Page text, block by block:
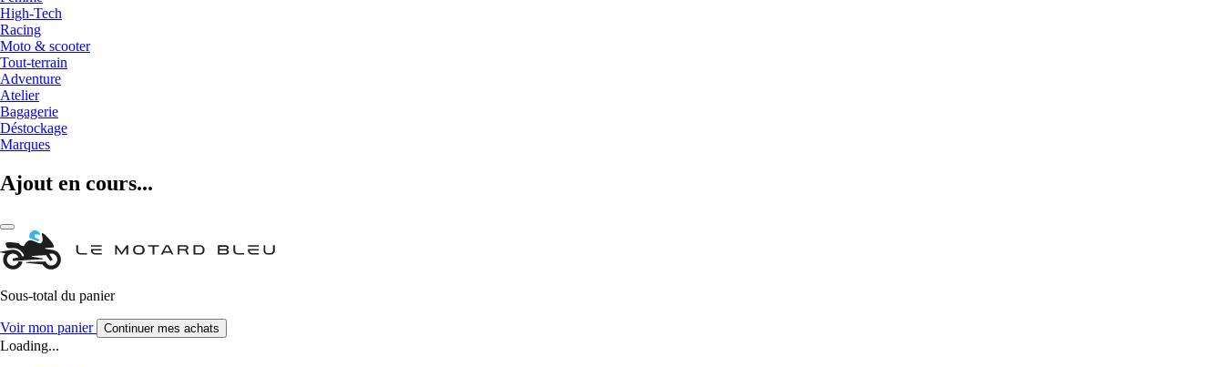
High-Tech
Racing
Moto & scooter
Tout-terrain
Adventure
Atelier
Bagagerie
Déstockage
Marques
Ajout en cours...
Sous-total du panier
Voir mon panier Continuer mes achats
Loading...